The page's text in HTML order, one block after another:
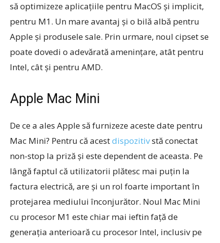
să optimizeze aplicațiile pentru MacOS și implicit,
pentru M1. Un mare avantaj și o bilă albă pentru
Apple și produsele sale. Prin urmare, noul cipset se
poate dovedi o adevărată amenințare, atât pentru
Intel, cât și pentru AMD.
Apple Mac Mini
De ce a ales Apple să furnizeze aceste date pentru
Mac Mini? Pentru că acestdispozitivstă conectat
non-stop la priză și este dependent de aceasta. Pe
lângă faptul că utilizatorii plătesc mai puțin la
factura electrică, are și un rol foarte important în
protejarea mediului înconjurător. Noul Mac Mini
cu procesor M1 este chiar mai ieftin față de
generația anterioară cu procesor Intel, inclusiv pe